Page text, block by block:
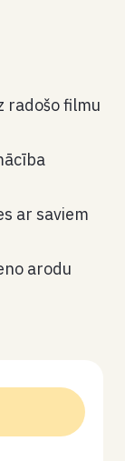
radošo filmu
ar saviem
arodu